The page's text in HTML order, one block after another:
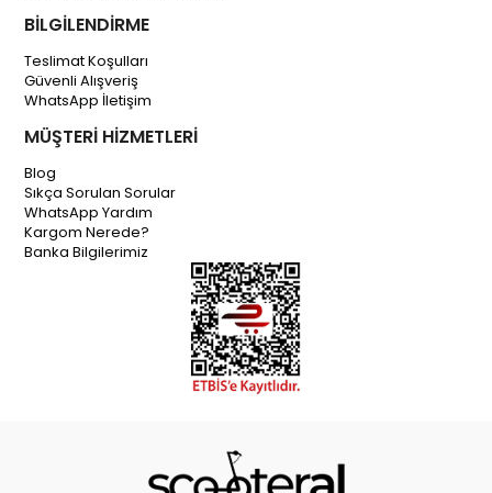
BİLGİLENDİRME
Teslimat Koşulları
Güvenli Alışveriş
WhatsApp İletişim
MÜŞTERİ HİZMETLERİ
Blog
Sıkça Sorulan Sorular
WhatsApp Yardım
Kargom Nerede?
Banka Bilgilerimiz